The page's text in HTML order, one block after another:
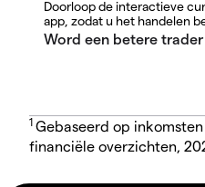
Doorloop de interactieve
app, zodat u het handelen
1 Gebaseerd op
financiële overzichten,